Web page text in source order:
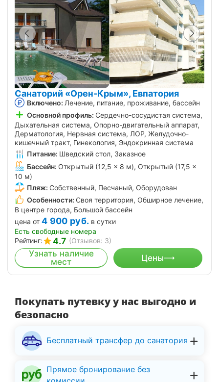
Санаторий «Орен-Крым», Евпатория
Включено: Лечение, питание, проживание, бассейн
Основной профиль: Сердечно-сосудистая система,
Дыхательная система, Опорно-двигательный аппарат,
Дерматология, Нервная система, ЛОР, Желудочно-
кишечный тракт, Гинекология, Эндокринная система
Питание: Шведский стол, Заказное
Бассейн: Открытый (12,5 × 8 м), Открытый (17,5 ×
10 м)
Пляж: Собственный, Песчаный, Оборудован
Особенности: Своя территория, Обширное лечение,
В центре города, Большой бассейн
цена от 4 900 руб. в сутки
Есть свободные номера
Рейтинг:
4.7 (Отзывов: 3)
Узнать наличие
мест
Цены
Покупать путевку у нас выгодно и
безопасно
Бесплатный трансфер до санатория
Прямое бронирование без